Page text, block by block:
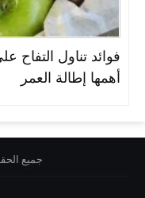
فوائد تناول التفاح
أهمها إطالة العمر
جميع